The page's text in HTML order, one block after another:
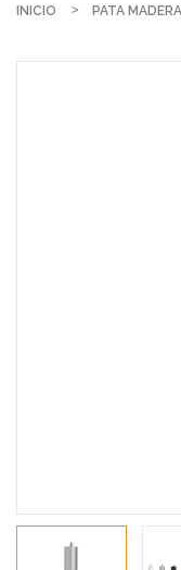
INICIO PATA